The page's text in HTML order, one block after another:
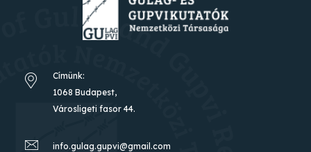
Címünk:
1068 Budapest,
Városligeti fasor 44.
info.gulag.gupvi@gmail.com